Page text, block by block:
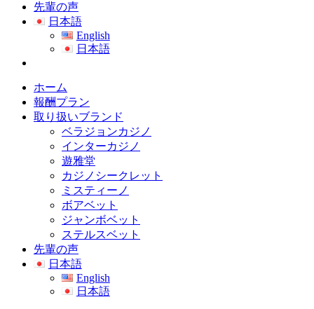
先輩の声
日本語
English
日本語
ホーム
報酬プラン
取り扱いブランド
ベラジョンカジノ
インターカジノ
遊雅堂
カジノシークレット
ミスティーノ
ボアベット
ジャンボベット
ステルスベット
先輩の声
日本語
English
日本語